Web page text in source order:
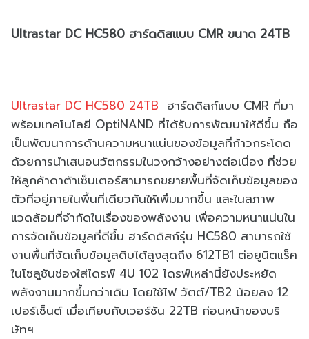
Ultrastar DC HC580 ฮาร์ดดิสแบบ CMR ขนาด 24TB
Ultrastar DC HC580 24TB ฮาร์ดดิสก์แบบ CMR ที่มา
พร้อมเทคโนโลยี OptiNAND ที่ได้รับการพัฒนาให้ดีขึ้น ถือ
เป็นพัฒนาการด้านความหนาแน่นของข้อมูลที่ก้าวกระโดด
ด้วยการนำเสนอนวัตกรรมในวงกว้างอย่างต่อเนื่อง ที่ช่วย
ให้ลูกค้าดาต้าเซ็นเตอร์สามารถขยายพื้นที่จัดเก็บข้อมูลของ
ตัวที่อยู่ภายในพื้นที่เดียวกันให้เพิ่มมากขึ้น และในสภาพ
แวดล้อมที่จำกัดในเรื่องของพลังงาน เพื่อความหนาแน่นใน
การจัดเก็บข้อมูลที่ดีขึ้น ฮาร์ดดิสก์รุ่น HC580 สามารถใช้
งานพื้นที่จัดเก็บข้อมูลดิบได้สูงสุดถึง 612TB1 ต่อยูนิตแร็ค
ในโซลูชันช่องใส่ไดรฟ์ 4U 102 ไดรฟ์เหล่านี้ยังประหยัด
พลังงานมากขึ้นกว่าเดิม โดยใช้ไฟ วัตต์/TB2 น้อยลง 12
เปอร์เซ็นต์ เมื่อเทียบกับเวอร์ชัน 22TB ก่อนหน้าของบริ
ษัทฯ